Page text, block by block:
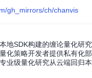
gh_mirrors/ch/chanvis
地SDK构建的缠论量化研
化策略开发者提供私有化
业级量化研究从云端回归本